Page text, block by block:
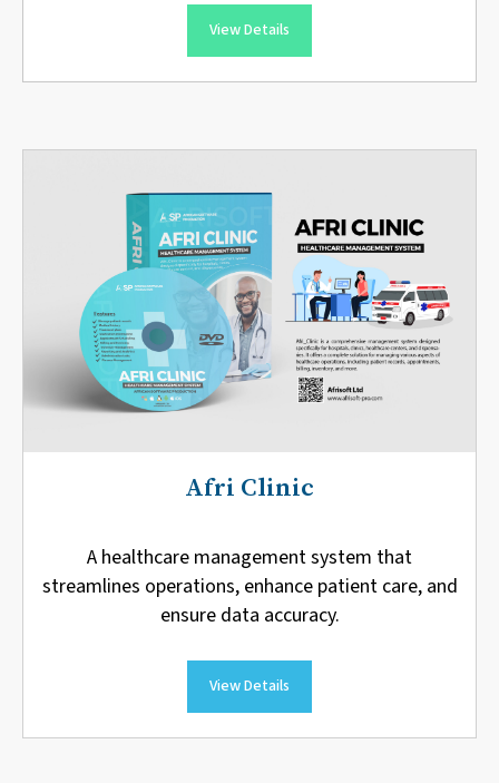
View Details
Afri Clinic
A healthcare management system that
streamlines operations, enhance patient care, and
ensure data accuracy.
View Details